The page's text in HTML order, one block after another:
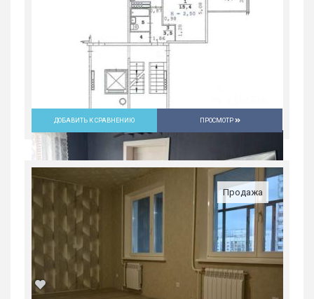
15/16 53.4 м2
ДОБАВИТЬ К СРАВНЕНИЮ ПРОСМОТР
Продажа